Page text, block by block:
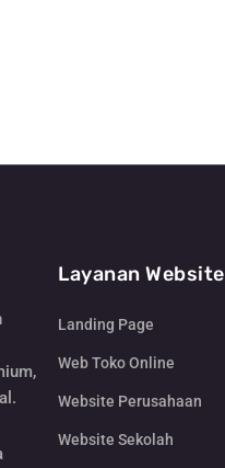
Layanan Website
Landing Page
Web Toko Online
Website Perusahaan
Website Sekolah